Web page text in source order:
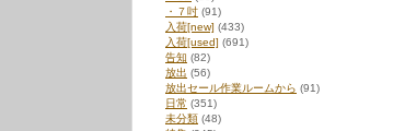
・７吋 (91)
入荷[new] (433)
入荷[used] (691)
告知 (82)
放出 (56)
放出セール作業ルームから (91)
日常 (351)
未分類 (48)